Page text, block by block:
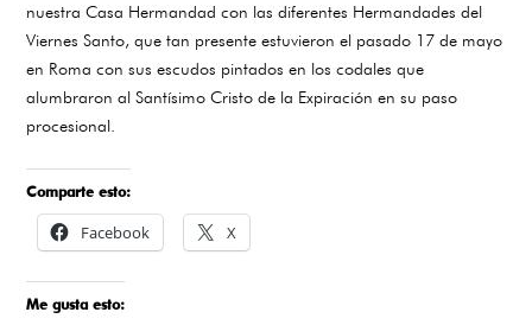
nuestra Casa Hermandad con las diferentes Hermandades del
Viernes Santo, que tan presente estuvieron el pasado 17 de mayo
en Roma con sus escudos pintados en los codales que
alumbraron al Santísimo Cristo de la Expiración en su paso
procesional.
Comparte esto:
Facebook X
Me gusta esto: